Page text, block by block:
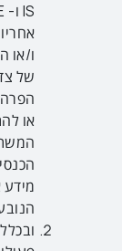
ו/או
של
או